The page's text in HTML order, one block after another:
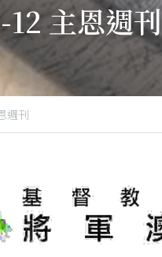
主恩週刊
週刊